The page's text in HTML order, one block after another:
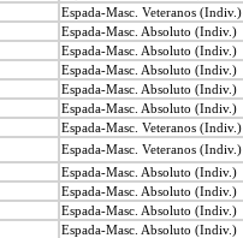
Espada-Masc. Veteranos (Indiv.)
Espada-Masc. Absoluto (Indiv.)
Espada-Masc. Absoluto (Indiv.)
Espada-Masc. Absoluto (Indiv.)
Espada-Masc. Absoluto (Indiv.)
Espada-Masc. Absoluto (Indiv.)
Espada-Masc. Veteranos (Indiv.)
Espada-Masc. Veteranos (Indiv.)
Espada-Masc. Absoluto (Indiv.)
Espada-Masc. Absoluto (Indiv.)
Espada-Masc. Absoluto (Indiv.)
Espada-Masc. Absoluto (Indiv.)